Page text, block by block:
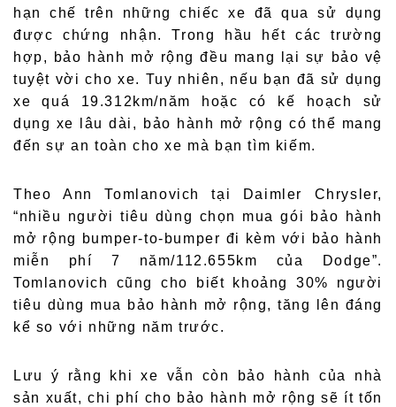
hạn chế trên những chiếc xe đã qua sử dụng
được chứng nhận. Trong hầu hết các trường
hợp, bảo hành mở rộng đều mang lại sự bảo vệ
tuyệt vời cho xe. Tuy nhiên, nếu bạn đã sử dụng
xe quá 19.312km/năm hoặc có kế hoạch sử
dụng xe lâu dài, bảo hành mở rộng có thể mang
đến sự an toàn cho xe mà bạn tìm kiếm.
Theo Ann Tomlanovich tại Daimler Chrysler,
“nhiều người tiêu dùng chọn mua gói bảo hành
mở rộng bumper-to-bumper đi kèm với bảo hành
miễn phí 7 năm/112.655km của Dodge”.
Tomlanovich cũng cho biết khoảng 30% người
tiêu dùng mua bảo hành mở rộng, tăng lên đáng
kể so với những năm trước.
Lưu ý rằng khi xe vẫn còn bảo hành của nhà
sản xuất, chi phí cho bảo hành mở rộng sẽ ít tốn